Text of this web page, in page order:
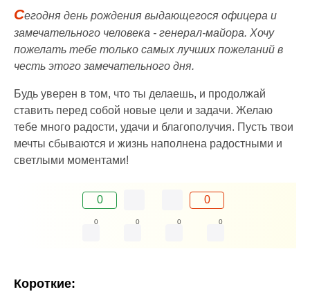
Сегодня день рождения выдающегося офицера и
замечательного человека - генерал-майора. Хочу
пожелать тебе только самых лучших пожеланий в
честь этого замечательного дня.
Будь уверен в том, что ты делаешь, и продолжай
ставить перед собой новые цели и задачи. Желаю
тебе много радости, удачи и благополучия. Пусть твои
мечты сбываются и жизнь наполнена радостными и
светлыми моментами!
0 0
0 0 0 0
Короткие: